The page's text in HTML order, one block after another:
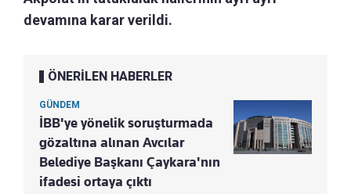
devamına karar verildi.
ÖNERİLEN HABERLER
GÜNDEM
İBB'ye yönelik soruşturmada
gözaltına alınan Avcılar
Belediye Başkanı Çaykara'nın
ifadesi ortaya çıktı